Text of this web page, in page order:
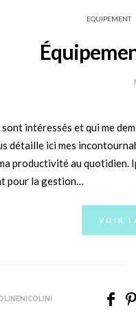
EQUIPEMENT
intéressés et qui me
détaille ici mes
productivité au quotidien.
pour la gestion…
VOIR